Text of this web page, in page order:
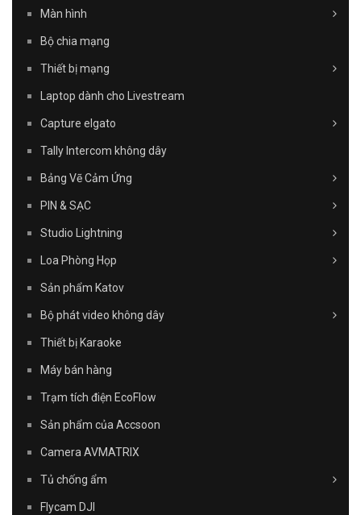
Màn hình
Bộ chia mạng
Thiết bị mạng
Laptop dành cho Livestream
Capture elgato
Tally Intercom không dây
Bảng Vẽ Cảm Ứng
PIN & SẠC
Studio Lightning
Loa Phòng Họp
Sản phẩm Katov
Bộ phát video không dây
Thiết bị Karaoke
Máy bán hàng
Trạm tích điện EcoFlow
Sản phẩm của Accsoon
Camera AVMATRIX
Tủ chống ẩm
Flycam DJI